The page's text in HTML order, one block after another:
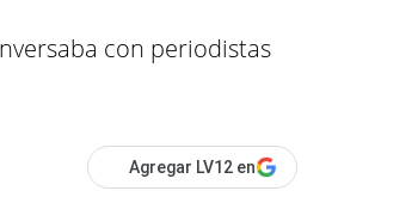
con periodistas
Agregar LV12 en